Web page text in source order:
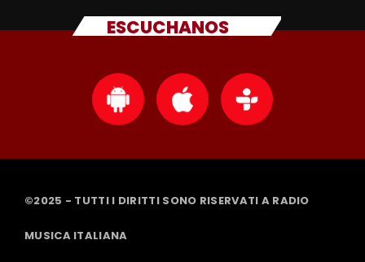
ESCUCHANOS
©2025 - TUTTI I DIRITTI SONO RISERVATI A RADIO
MUSICA ITALIANA